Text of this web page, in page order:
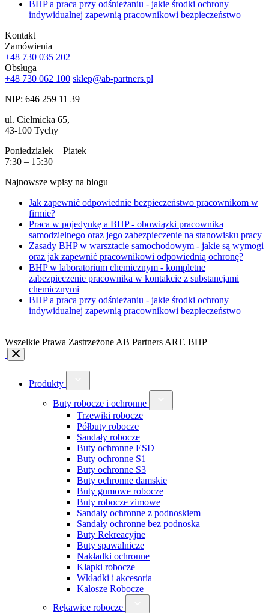
BHP a praca przy odśnieżaniu - jakie środki ochrony
indywidualnej zapewnią pracownikowi bezpieczeństwo
Kontakt
Zamówienia
+48 730 035 202
Obsługa
+48 730 062 100 sklep@ab-partners.pl
NIP: 646 259 11 39
ul. Cielmicka 65,
43-100 Tychy
Poniedziałek – Piatek
7:30 – 15:30
Najnowsze wpisy na blogu
Jak zapewnić odpowiednie bezpieczeństwo pracownikom w
firmie?
Praca w pojedynkę a BHP - obowiązki pracownika
samodzielnego oraz jego zabezpieczenie na stanowisku pracy
Zasady BHP w warsztacie samochodowym - jakie są wymogi
oraz jak zapewnić pracownikowi odpowiednią ochronę?
BHP w laboratorium chemicznym - kompletne
zabezpieczenie pracownika w kontakcie z substancjami
chemicznymi
BHP a praca przy odśnieżaniu - jakie środki ochrony
indywidualnej zapewnią pracownikowi bezpieczeństwo
Wszelkie Prawa Zastrzeżone AB Partners ART. BHP
Produkty
Buty robocze i ochronne
Trzewiki robocze
Półbuty robocze
Sandały robocze
Buty ochronne ESD
Buty ochronne S1
Buty ochronne S3
Buty ochronne damskie
Buty gumowe robocze
Buty robocze zimowe
Sandały ochronne z podnoskiem
Sandały ochronne bez podnoska
Buty Rekreacyjne
Buty spawalnicze
Nakładki ochronne
Klapki robocze
Wkładki i akcesoria
Kalosze Robocze
Rękawice robocze